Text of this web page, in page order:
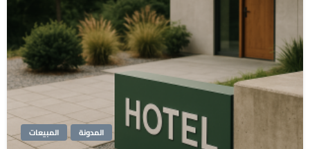
المبيعات المدونة